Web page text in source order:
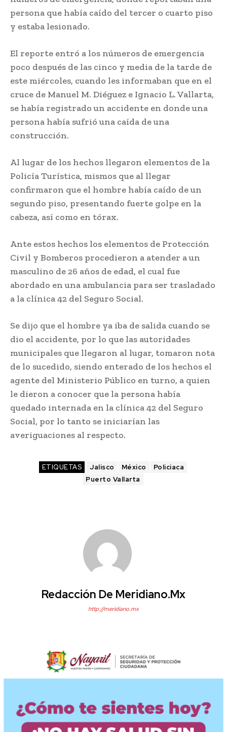
persona que había caído del tercer o cuarto piso
y estaba lesionado.
El reporte entró a los números de emergencia
poco después de las cinco y media de la tarde de
este miércoles, cuando les informaban que en el
cruce de Manuel M. Diéguez e Ignacio L. Vallarta,
se había registrado un accidente en donde una
persona había sufrió una caída de una
construcción.
Al lugar de los hechos llegaron elementos de la
Policía Turística, mismos que al llegar
confirmaron que el hombre había caído de un
segundo piso, presentando fuerte golpe en la
cabeza, así como en tórax.
Ante estos hechos los elementos de Protección
Civil y Bomberos procedieron a atender a un
masculino de 26 años de edad, el cual fue
abordado en una ambulancia para ser trasladado
a la clínica 42 del Seguro Social.
Se dijo que el hombre ya iba de salida cuando se
dio el accidente, por lo que las autoridades
municipales que llegaron al lugar, tomaron nota
de lo sucedido, siendo enterado de los hechos el
agente del Ministerio Público en turno, a quien
le dieron a conocer que la persona había
quedado internada en la clínica 42 del Seguro
Social, por lo tanto se iniciarían las
averiguaciones al respecto.
ETIQUETAS Jalisco México
Policiaca
Puerto Vallarta
Redacción De Meridiano.mx
http://meridiano.mx